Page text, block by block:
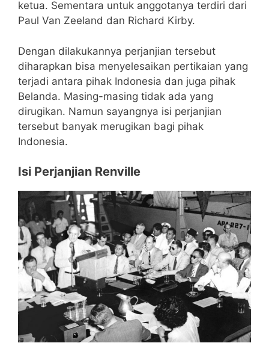
ketua. Sementara untuk anggotanya terdiri dari
Paul Van Zeeland dan Richard Kirby.
Dengan dilakukannya perjanjian tersebut
diharapkan bisa menyelesaikan pertikaian yang
terjadi antara pihak Indonesia dan juga pihak
Belanda. Masing-masing tidak ada yang
dirugikan. Namun sayangnya isi perjanjian
tersebut banyak merugikan bagi pihak
Indonesia.
Isi Perjanjian Renville